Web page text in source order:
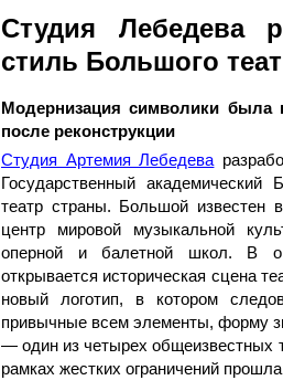
Студия Лебедева
стиль Большого
Модернизация символики была
после реконструкции
Студия Артемия Лебедева
Государственный
театр страны. Большой известен
центр мировой музыкальной
оперной и балетной школ. В
открывается историческая сцена
новый логотип, в котором
привычные всем элементы, форму
— один из четырех общеизвестных
рамках жестких ограничений